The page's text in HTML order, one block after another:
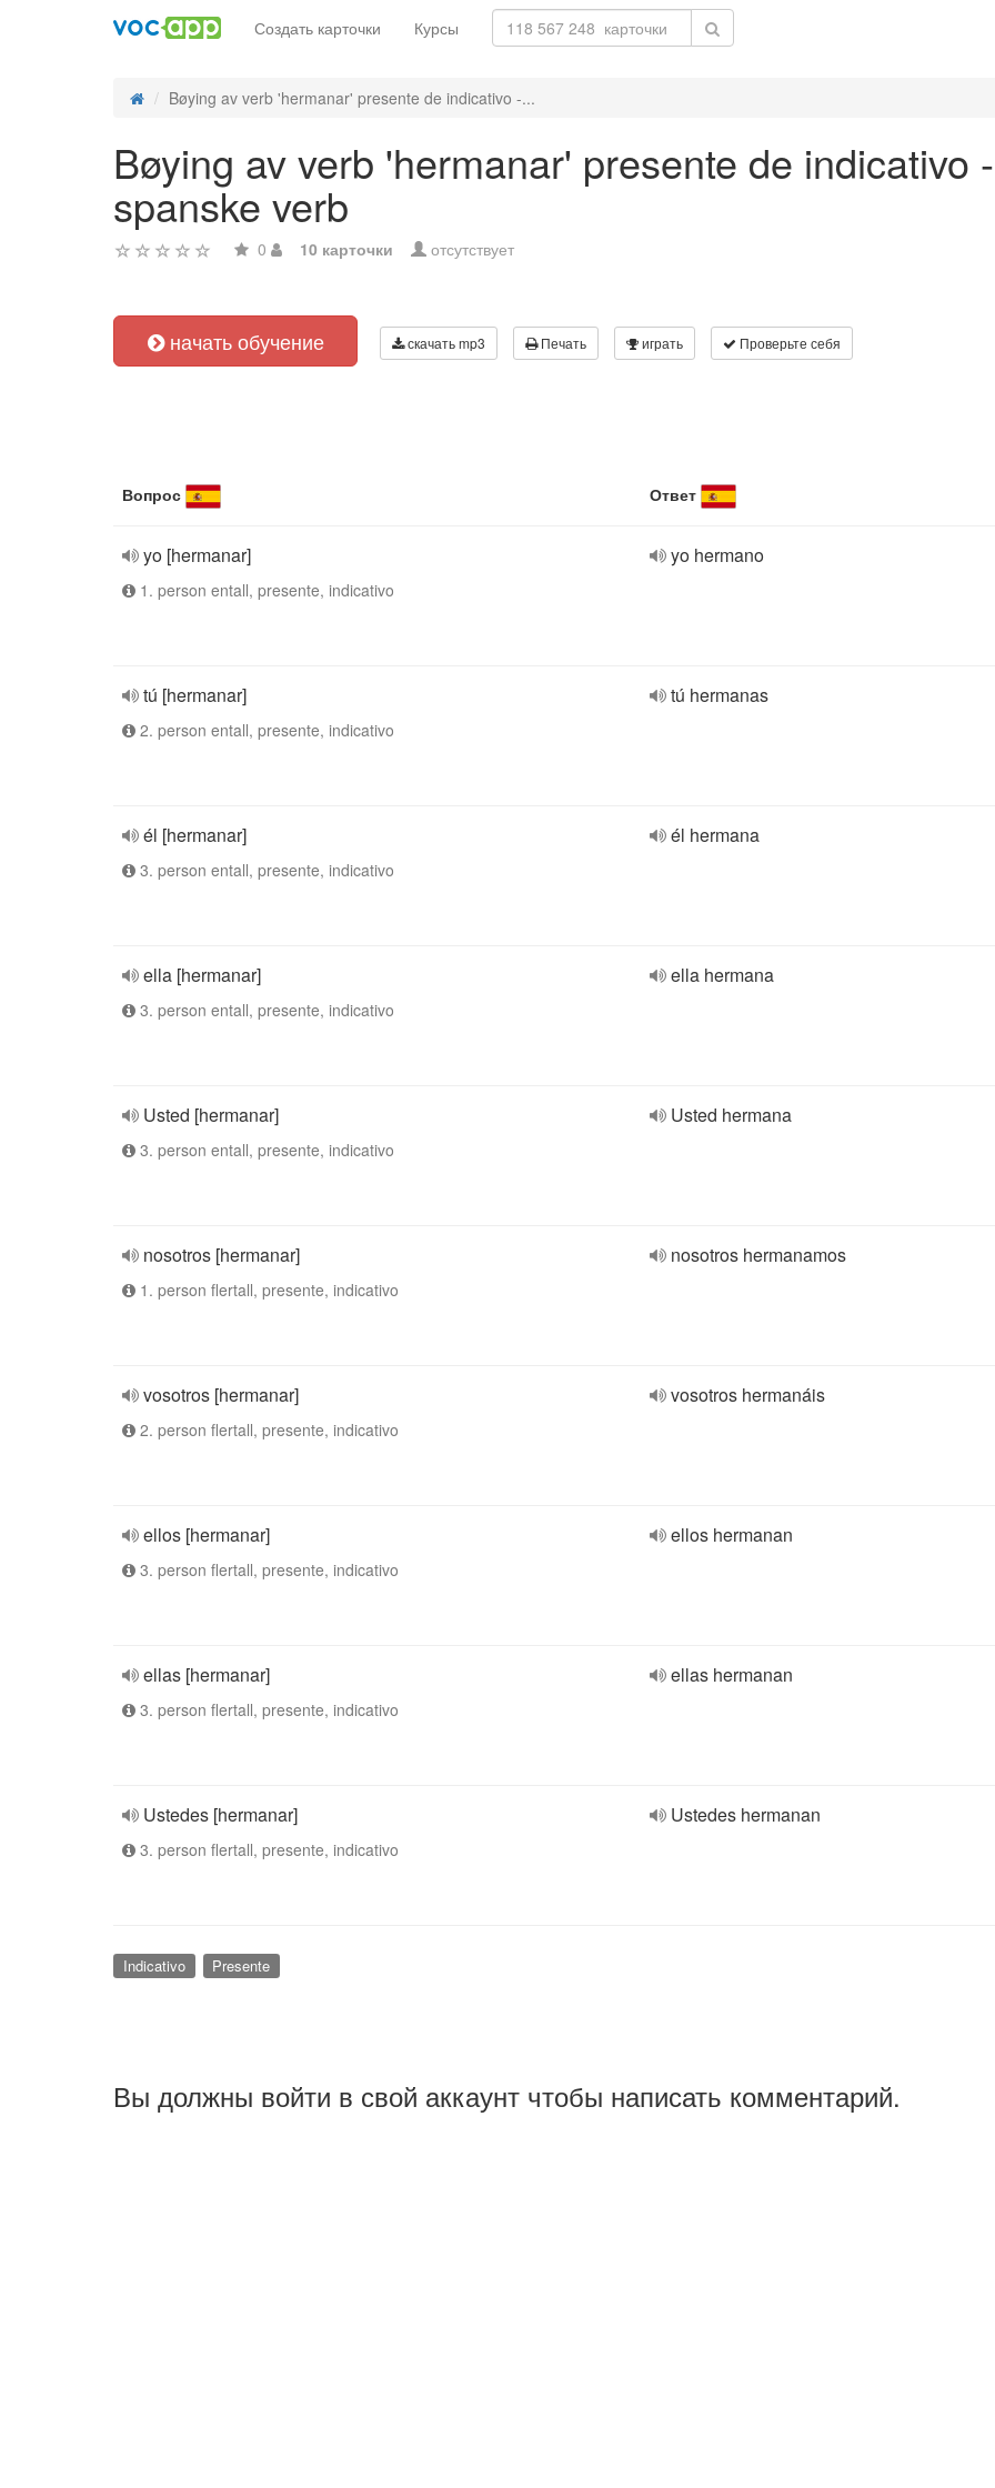
Создать карточки Курсы
Bøying av verb 'hermanar' presente de indicativo -...
Bøying av verb 'hermanar' presente de indicativo
spanske verb
0 10 карточки отсутствует
начать обучение скачать mp3 Печать играть Проверьте себя
Вопрос Ответ
yo [hermanar]
1. person entall, presente, indicativo
yo hermano
tú [hermanar]
2. person entall, presente, indicativo
tú hermanas
él [hermanar]
3. person entall, presente, indicativo
él hermana
ella [hermanar]
3. person entall, presente, indicativo
ella hermana
Usted [hermanar]
3. person entall, presente, indicativo
Usted hermana
nosotros [hermanar]
1. person flertall, presente, indicativo
nosotros hermanamos
vosotros [hermanar]
2. person flertall, presente, indicativo
vosotros hermanáis
ellos [hermanar]
3. person flertall, presente, indicativo
ellos hermanan
ellas [hermanar]
3. person flertall, presente, indicativo
ellas hermanan
Ustedes [hermanar]
3. person flertall, presente, indicativo
Ustedes hermanan
Indicativo Presente
Вы должны войти в свой аккаунт чтобы написать комментарий.